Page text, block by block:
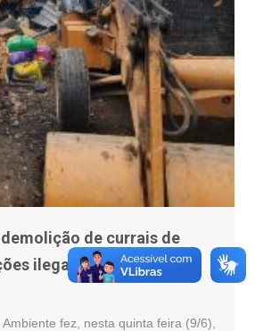
de currais de
ilegais em área
fez, nesta quinta feira (9/6),